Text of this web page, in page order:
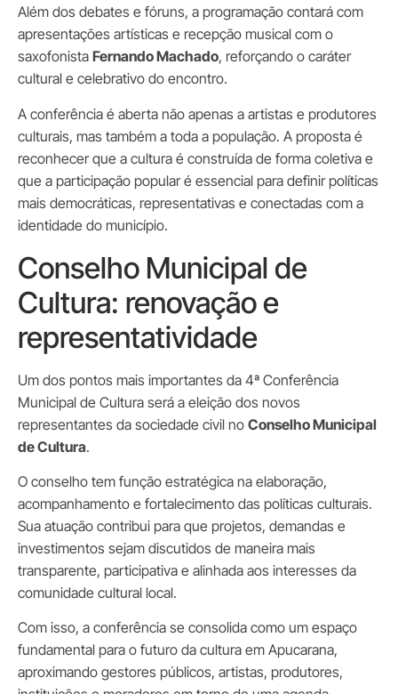
Além dos debates e fóruns, a programação contará com
apresentações artísticas e recepção musical com o
saxofonista Fernando Machado, reforçando o caráter
cultural e celebrativo do encontro.
A conferência é aberta não apenas a artistas e produtores
culturais, mas também a toda a população. A proposta é
reconhecer que a cultura é construída de forma coletiva e
que a participação popular é essencial para definir políticas
mais democráticas, representativas e conectadas com a
identidade do município.
Conselho Municipal de
Cultura: renovação e
representatividade
Um dos pontos mais importantes da 4ª Conferência
Municipal de Cultura será a eleição dos novos
representantes da sociedade civil no Conselho Municipal
de Cultura.
O conselho tem função estratégica na elaboração,
acompanhamento e fortalecimento das políticas culturais.
Sua atuação contribui para que projetos, demandas e
investimentos sejam discutidos de maneira mais
transparente, participativa e alinhada aos interesses da
comunidade cultural local.
Com isso, a conferência se consolida como um espaço
fundamental para o futuro da cultura em Apucarana,
aproximando gestores públicos, artistas, produtores,